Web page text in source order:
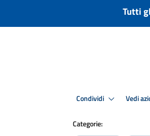
Tutti
Condividi Vedi
Categorie: